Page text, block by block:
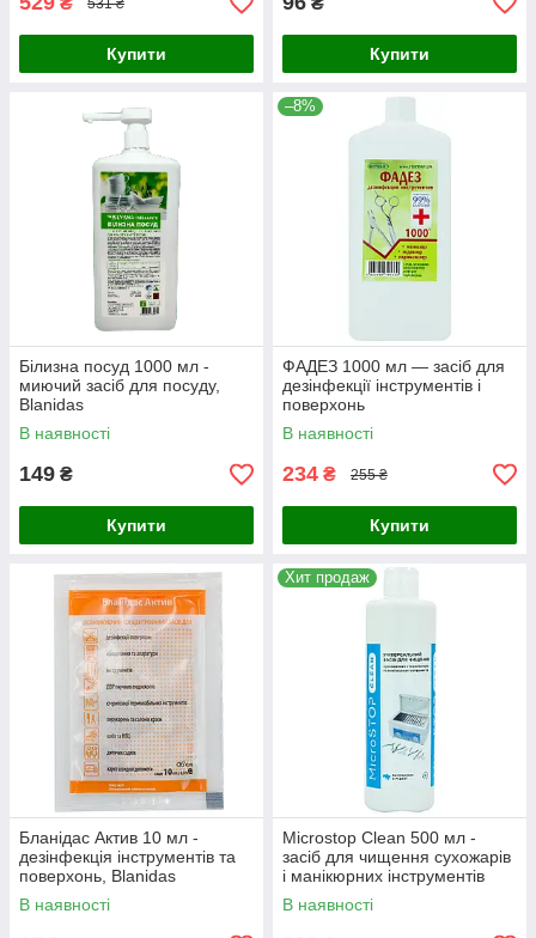
Купити Купити
Білизна посуд 1000 мл -
миючий засіб для посуду,
Blanidas
В наявності
149 ₴
Купити
–8%
ФАДЕЗ 1000 мл — засіб для
дезінфекції інструментів і
поверхонь
В наявності
234 ₴ 255 ₴
Купити
Бланідас Актив 10 мл -
дезінфекція інструментів та
поверхонь, Blanidas
В наявності
Хит продаж
Microstop Clean 500 мл -
засіб для чищення сухожарів
і манікюрних інструментів
В наявності